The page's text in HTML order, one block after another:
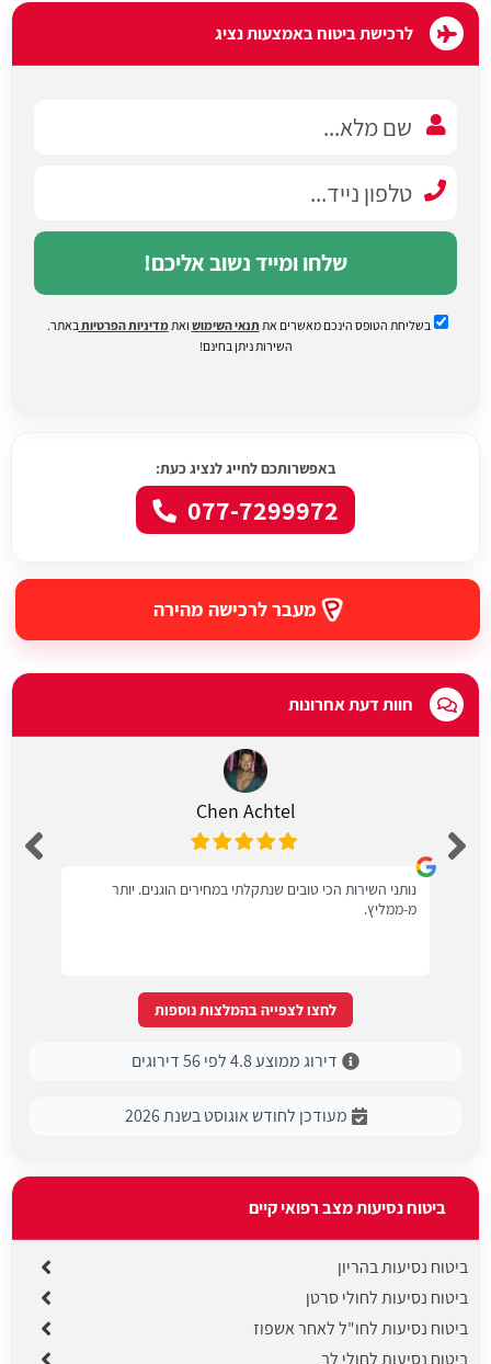
לרכישת ביטוח באמצעות נציג
שלחו ומייד נשוב אליכם!
בשליחת הטופס הינכם מאשרים את תנאי השימוש ואתמדיניות הפרטיות באתר.
השירות ניתן בחינם!
באפשרותכם לחייג לנציג כעת:
077-7299972
מעבר לרכישה מהירה
חוות דעת אחרונות
Chen Achtel
נותני השירות הכי טובים שנתקלתי במחירים הוגנים. יותר
מ-ממליץ.
לחצו לצפייה בהמלצות נוספות
דירוג ממוצע 4.8 לפי 56 דירוגים
מעודכן לחודש אוגוסט בשנת 2026
ביטוח נסיעות מצב רפואי קיים
ביטוח נסיעות בהריון
ביטוח נסיעות לחולי סרטן
ביטוח נסיעות לחו"ל לאחר אשפוז
ביטוח נסיעות לחולי לב